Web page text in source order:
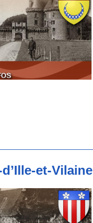
et-Vilaine